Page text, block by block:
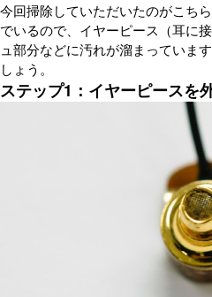
今回掃除していただいたのがこち
でいるので、イヤーピース（耳に
ュ部分などに汚れが溜まっていま
しょう。
ステップ1：イヤーピースを